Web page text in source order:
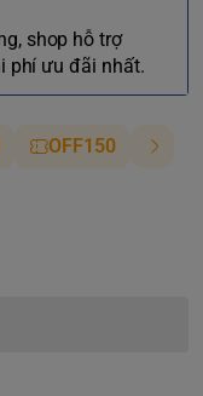
shop hỗ trợ
phí ưu đãi nhất.
OFF150